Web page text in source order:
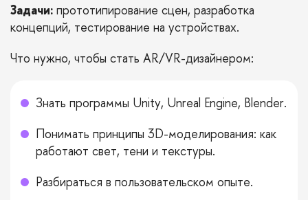
Задачи: прототипирование сцен, разработка
концепций, тестирование на устройствах.
Что нужно, чтобы стать AR/VR-дизайнером:
Знать программы Unity, Unreal Engine, Blender.
Понимать принципы 3D-моделирования: как
работают свет, тени и текстуры.
Разбираться в пользовательском опыте.